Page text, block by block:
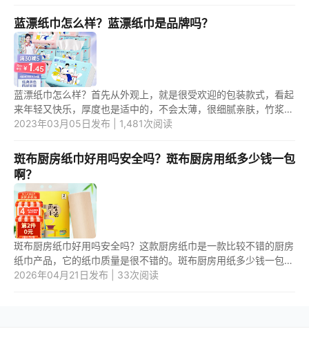
蓝漂纸巾怎么样？蓝漂纸巾是品牌吗？
蓝漂纸巾怎么样？首先从外观上，就是很受欢迎的包装款式，看起
来年轻又快乐，厚度也是适中的，不会太薄，很细腻亲肤，竹浆调
制，味道也带有淡淡的清香。蓝漂纸巾是品牌吗？是四川蓝漂公司
2023年03月05日发布 | 1,481次阅读
斑布厨房纸巾好用吗安全吗？斑布厨房用纸多少钱一包
啊？
斑布厨房纸巾好用吗安全吗？这款厨房纸巾是一款比较不错的厨房
纸巾产品，它的纸巾质量是很不错的。斑布厨房用纸多少钱一包
啊？这款厨房用纸的价格不是很贵，一般一包是10元--20元之
2026年04月21日发布 | 33次阅读